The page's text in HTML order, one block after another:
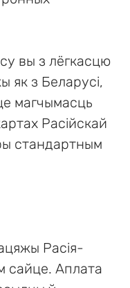
вы з лёгкасцю
як з Беларусі,
магчымасць
Расійскай
стандартным
Расія-
сайце. Аплата